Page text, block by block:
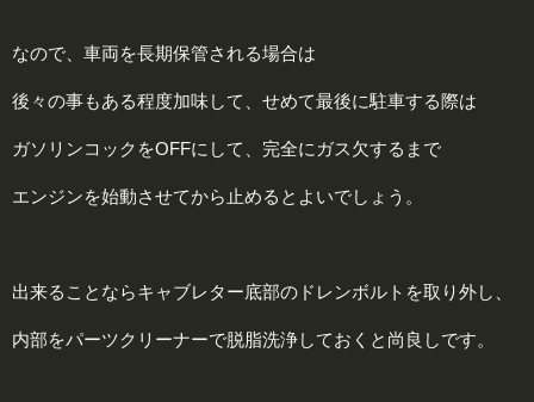
なので、車両を長期保管される場合は
後々の事もある程度加味して、せめて最後に駐車する際は
ガソリンコックをOFFにして、完全にガス欠するまで
エンジンを始動させてから止めるとよいでしょう。
出来ることならキャブレター底部のドレンボルトを取り外し、
内部をパーツクリーナーで脱脂洗浄しておくと尚良しです。